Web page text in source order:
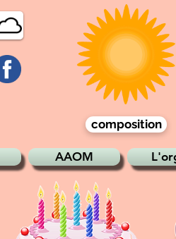
composition
AAOM